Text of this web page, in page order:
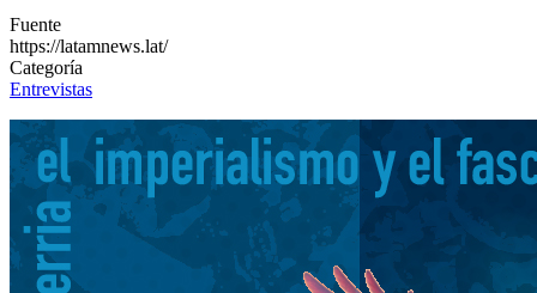
Fuente
https://latamnews.lat/
Categoría
Entrevistas